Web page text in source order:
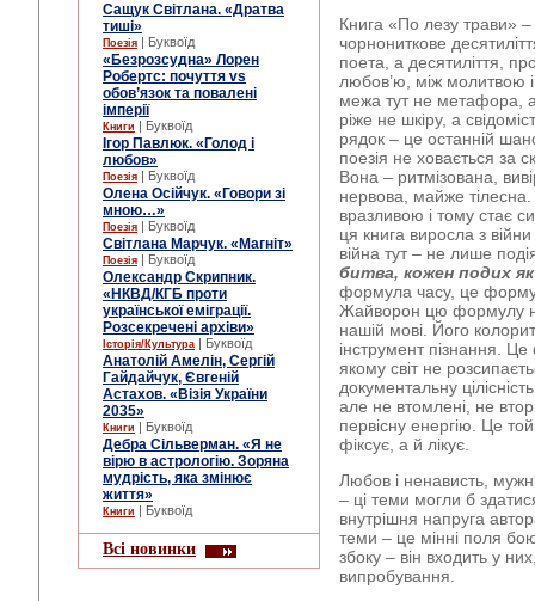
Сащук Світлана. «Дратва
тиші»
Поезія | Буквоїд
«Безрозсудна» Лорен
Робертс: почуття vs
обов’язок та повалені
імперії
Книги | Буквоїд
Ігор Павлюк. «Голод і
любов»
Поезія | Буквоїд
Олена Осійчук. «Говори зі
мною…»
Поезія | Буквоїд
Світлана Марчук. «Магніт»
Поезія | Буквоїд
Олександр Скрипник.
«НКВД/КГБ проти
української еміграції.
Розсекречені архіви»
Історія/Культура | Буквоїд
Анатолій Амелін, Сергій
Гайдайчук, Євгеній
Астахов. «Візія України
2035»
Книги | Буквоїд
Дебра Сільверман. «Я не
вірю в астрологію. Зоряна
мудрість, яка змінює
життя»
Книги | Буквоїд
Всі новинки
Книга «По лезу трави»
чорнониткове
поета, а десятиліття,
любов’ю, між молитвою і
межа тут не метафора,
ріже не шкіру, а
рядок – це останній
поезія не ховається за
Вона – ритмізована,
нервова, майже тілесна.
вразливою і тому стає
ця книга виросла з
війна тут – не лише
битва, кожен подих як
формула часу, це
Жайворон цю формулу
нашій мові. Його
інструмент пізнання.
якому світ не
документальну
але не втомлені, не
первісну енергію. Це
фіксує, а й лікує.
Любов і ненависть,
– ці теми могли б
внутрішня напруга
теми – це мінні поля
збоку – він входить у
випробування.